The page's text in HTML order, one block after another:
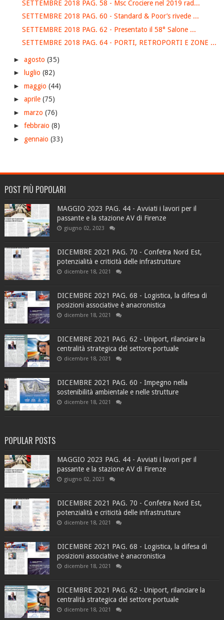
SETTEMBRE 2018 PAG. 58 - Msc Crociere nel 2019 rad...
SETTEMBRE 2018 PAG. 60 - Standard & Poor’s rivede ...
SETTEMBRE 2018 PAG. 62 - Presentato il 58° Salone ...
SETTEMBRE 2018 PAG. 64 - PORTI, RETROPORTI E ZONE ...
► agosto (35)
►
luglio (82)
► maggio (44)
► aprile (75)
► marzo (76)
► febbraio (8)
► gennaio (33)
POST PIÙ POPOLARI
MAGGIO 2023 PAG. 44 - Avviati i lavori per il
passante e la stazione AV di Firenze
giugno 02, 2023
DICEMBRE 2021 PAG. 70 - Confetra Nord Est,
potenzialità e criticità delle infrastrutture
dicembre 18, 2021
DICEMBRE 2021 PAG. 68 - Logistica, la difesa di
posizioni associative è anacronistica
dicembre 18, 2021
DICEMBRE 2021 PAG. 62 - Uniport, rilanciare la
centralità strategica del settore portuale
dicembre 18, 2021
DICEMBRE 2021 PAG. 60 - Impegno nella
sostenibilità ambientale e nelle strutture
dicembre 18, 2021
POPULAR POSTS
MAGGIO 2023 PAG. 44 - Avviati i lavori per il
passante e la stazione AV di Firenze
giugno 02, 2023
DICEMBRE 2021 PAG. 70 - Confetra Nord Est,
potenzialità e criticità delle infrastrutture
dicembre 18, 2021
DICEMBRE 2021 PAG. 68 - Logistica, la difesa di
posizioni associative è anacronistica
dicembre 18, 2021
DICEMBRE 2021 PAG. 62 - Uniport, rilanciare la
centralità strategica del settore portuale
dicembre 18, 2021